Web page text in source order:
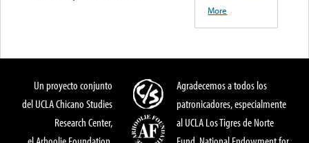
More
Un proyecto conjunto
del UCLA Chicano Studies
Research Center,
Agradecemos a todos los
patronicadores, especialmente
al UCLA Los Tigres de Norte